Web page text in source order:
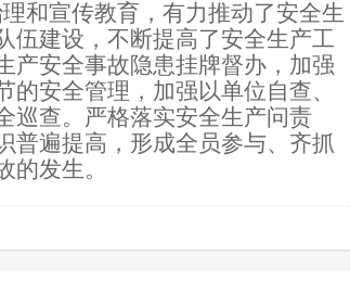
和宣传教育，有力推动了安全生
伍建设，不断提高了安全生产工
产安全事故隐患挂牌督办，加强
安全管理，加强以单位自查、
巡查。严格落实安全生产问责
普遍提高，形成全员参与、齐抓
发生。